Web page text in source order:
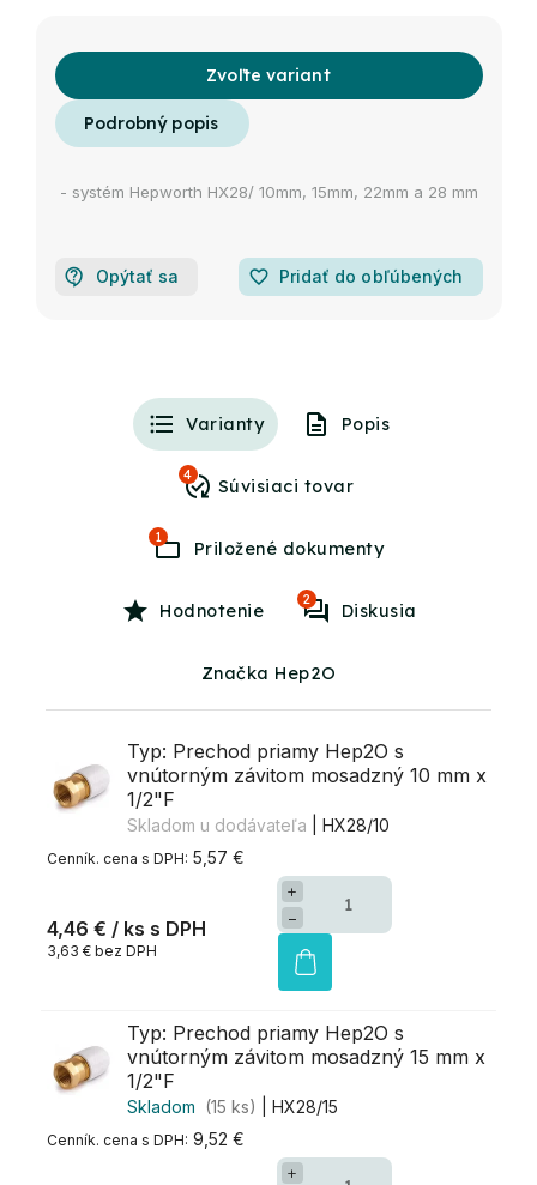
Zvoľte variant
- systém Hepworth HX28/ 10mm, 15mm, 22mm a 28 mm
Opýtať sa favorite_border Pridať do obľúbených
Varianty Popis
4
1
Hodnotenie
2
Diskusia
Značka Hep2O
Typ: Prechod priamy Hep2O s
vnútorným závitom mosadzný 10 mm x
1/2"F
Skladom u dodávateľa
| HX28/10
5,57 €
4,46 € / ks
3,63 € bez DPH
+
−
Typ: Prechod priamy Hep2O s
vnútorným závitom mosadzný 15 mm x
1/2"F
Skladom (15 ks)
| HX28/15
9,52 €
+